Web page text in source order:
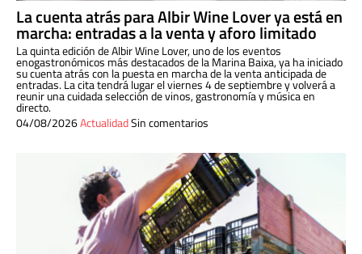
La cuenta atrás para Albir Wine Lover ya está en
marcha: entradas a la venta y aforo limitado
La quinta edición de Albir Wine Lover, uno de los eventos
enogastronómicos más destacados de la Marina Baixa, ya ha iniciado
su cuenta atrás con la puesta en marcha de la venta anticipada de
entradas. La cita tendrá lugar el viernes 4 de septiembre y volverá a
reunir una cuidada selección de vinos, gastronomía y música en
directo.
04/08/2026ActualidadSin comentarios